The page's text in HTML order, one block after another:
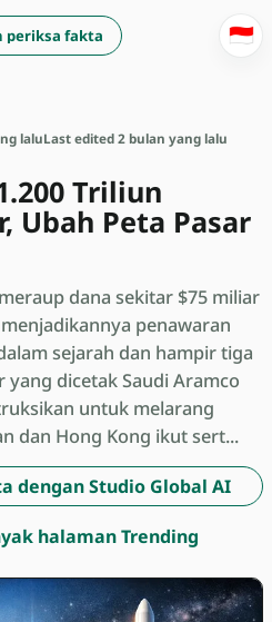
periksa fakta 🇮🇩
laluLast edited 2 bulan yang lalu
Triliun
Ubah Peta Pasar
dana sekitar $75 miliar
penawaran
sejarah dan hampir tiga
dicetak Saudi Aramco
untuk melarang
dan Hong Kong ikut sert...
dengan Studio Global AI
halaman Trending